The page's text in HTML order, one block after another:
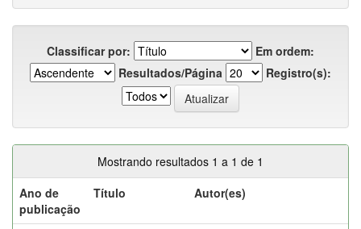
Classificar por:
Em ordem:
Resultados/Página
Registro(s):
Mostrando resultados 1 a 1 de 1
Ano de
publicação
Título Autor(es)